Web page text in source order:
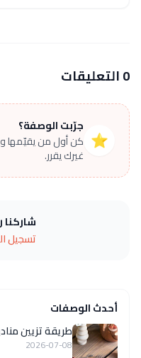
0 التعليقات
⭐
جرّبت الوصفة؟
كن أول من يقيّمها
غيرك يقرر.
تسجيل
أحدث الوصفات
طريقة تزيين
2026-07-08